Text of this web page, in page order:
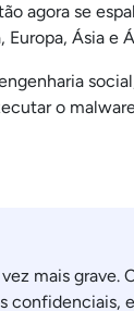
agora se
Europa, Ásia e
o
mais grave.
confidenciais,